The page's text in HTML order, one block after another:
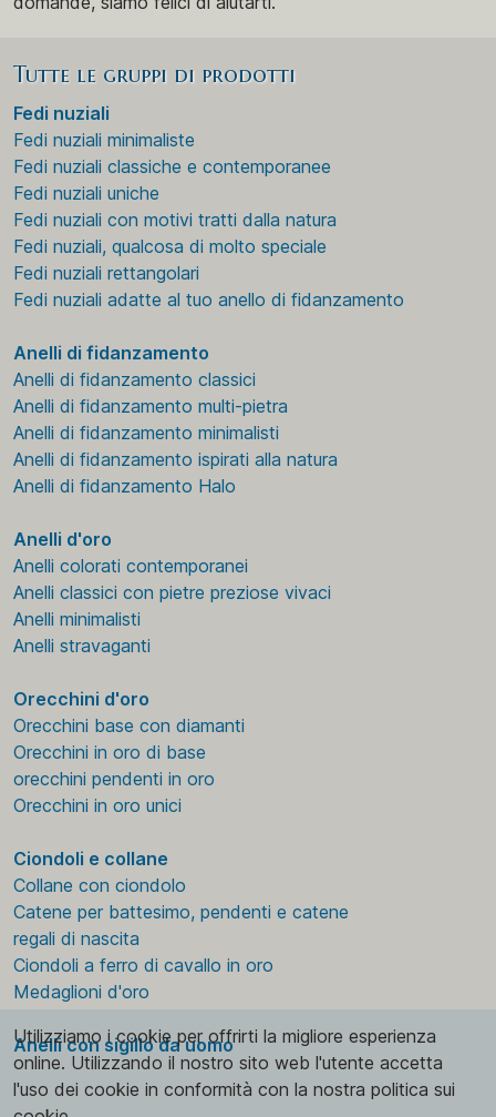
Tutte le gruppi di prodotti
Fedi nuziali
Fedi nuziali minimaliste
Fedi nuziali classiche e contemporanee
Fedi nuziali uniche
Fedi nuziali con motivi tratti dalla natura
Fedi nuziali, qualcosa di molto speciale
Fedi nuziali rettangolari
Fedi nuziali adatte al tuo anello di fidanzamento
Anelli di fidanzamento
Anelli di fidanzamento classici
Anelli di fidanzamento multi-pietra
Anelli di fidanzamento minimalisti
Anelli di fidanzamento ispirati alla natura
Anelli di fidanzamento Halo
Anelli d'oro
Anelli colorati contemporanei
Anelli classici con pietre preziose vivaci
Anelli minimalisti
Anelli stravaganti
Orecchini d'oro
Orecchini base con diamanti
Orecchini in oro di base
orecchini pendenti in oro
Orecchini in oro unici
Ciondoli e collane
Collane con ciondolo
Catene per battesimo, pendenti e catene
regali di nascita
Ciondoli a ferro di cavallo in oro
Medaglioni d'oro
Anelli con sigillo da uomo
Utilizziamo i cookie per offrirti la migliore esperienza
online. Utilizzando il nostro sito web l'utente accetta
l'uso dei cookie in conformità con la nostra politica sui